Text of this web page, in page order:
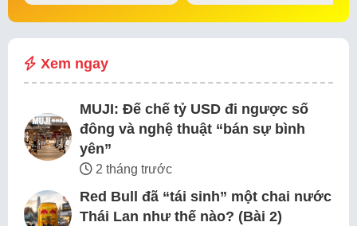
đế chế thể…
tin thị trường bắt…
Xem ngay
MUJI: Đế chế tỷ USD đi ngược số
đông và nghệ thuật “bán sự bình
yên”
2 tháng trước
Red Bull đã “tái sinh” một chai nước
Thái Lan như thế nào? (Bài 2)